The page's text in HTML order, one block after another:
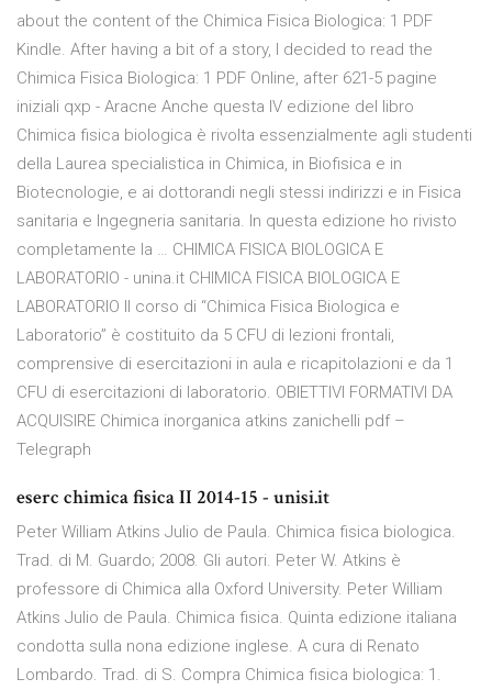
about the content of the Chimica Fisica Biologica: 1 PDF
Kindle. After having a bit of a story, I decided to read the
Chimica Fisica Biologica: 1 PDF Online, after 621-5 pagine
iniziali qxp - Aracne Anche questa IV edizione del libro
Chimica fisica biologica è rivolta essenzialmente agli studenti
della Laurea specialistica in Chimica, in Biofisica e in
Biotecnologie, e ai dottorandi negli stessi indirizzi e in Fisica
sanitaria e Ingegneria sanitaria. In questa edizione ho rivisto
completamente la … CHIMICA FISICA BIOLOGICA E
LABORATORIO - unina.it CHIMICA FISICA BIOLOGICA E
LABORATORIO Il corso di “Chimica Fisica Biologica e
Laboratorio” è costituito da 5 CFU di lezioni frontali,
comprensive di esercitazioni in aula e ricapitolazioni e da 1
CFU di esercitazioni di laboratorio. OBIETTIVI FORMATIVI DA
ACQUISIRE Chimica inorganica atkins zanichelli pdf –
Telegraph
eserc chimica fisica II 2014-15 - unisi.it
Peter William Atkins Julio de Paula. Chimica fisica biologica.
Trad. di M. Guardo; 2008. Gli autori. Peter W. Atkins è
professore di Chimica alla Oxford University. Peter William
Atkins Julio de Paula. Chimica fisica. Quinta edizione italiana
condotta sulla nona edizione inglese. A cura di Renato
Lombardo. Trad. di S. Compra Chimica fisica biologica: 1.